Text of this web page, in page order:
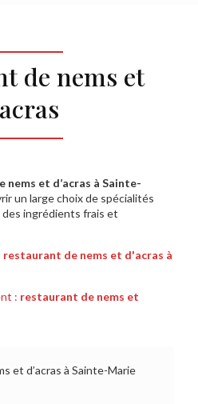
de nems et
nems et d’acras à Sainte-
un large choix de spécialités
des ingrédients frais et
restaurant de nems et d'acras à
: restaurant de nems et
et d’acras à Sainte-Marie